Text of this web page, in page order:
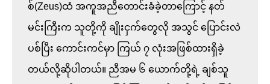
စ်(Zeus)ထံ အကူအညီတောင်းခံခဲ့တာကြောင့် နတ်
မင်းကြီးက သူတို့ကို ချိုးငှက်တွေလို အသွင် ပြောင်းလဲ
ပစ်ပြီး ကောင်းကင်မှာ ကြယ် ၇ လုံးအဖြစ်ထားရှိခဲ့
တယ်လို့ဆိုပါတယ်။ ညီအမ ၆ ယောက်တို့ရဲ့ ချစ်သူ